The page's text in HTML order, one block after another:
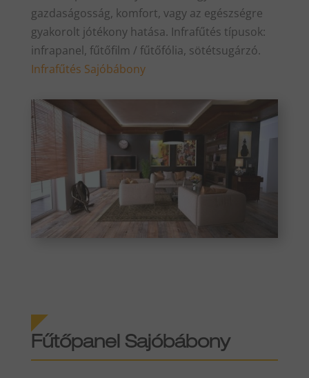
gazdaságosság, komfort, vagy az egészségre
gyakorolt jótékony hatása. Infrafűtés típusok:
infrapanel, fűtőfilm / fűtőfólia, sötétsugárzó.
Infrafűtés Sajóbábony
Fűtőpanel Sajóbábony